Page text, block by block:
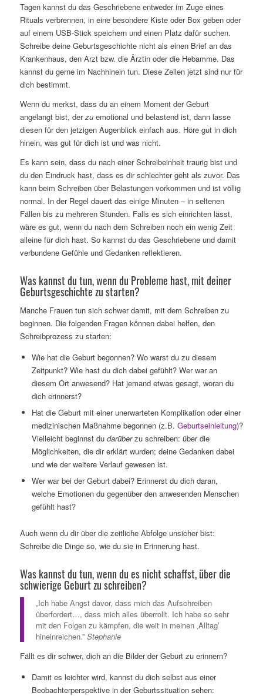
Tagen kannst du das Geschriebene entweder im Zuge eines
Rituals verbrennen, in eine besondere Kiste oder Box geben oder
auf einem USB-Stick speichern und einen Platz dafür suchen.
Schreibe deine Geburtsgeschichte nicht als einen Brief an das
Krankenhaus, den Arzt bzw. die Ärztin oder die Hebamme. Das
kannst du gerne im Nachhinein tun. Diese Zeilen jetzt sind nur für
dich bestimmt.
Wenn du merkst, dass du an einem Moment der Geburt
angelangt bist, derzuemotional und belastend ist, dann lasse
diesen für den jetzigen Augenblick einfach aus. Höre gut in dich
hinein, was gut für dich ist und was nicht.
Es kann sein, dass du nach einer Schreibeinheit traurig bist und
du den Eindruck hast, dass es dir schlechter geht als zuvor. Das
kann beim Schreiben über Belastungen vorkommen und ist völlig
normal. In der Regel dauert das einige Minuten – in seltenen
Fällen bis zu mehreren Stunden. Falls es sich einrichten lässt,
wäre es gut, wenn du nach dem Schreiben noch ein wenig Zeit
alleine für dich hast. So kannst du das Geschriebene und damit
verbundene Gefühle und Gedanken reflektieren.
Was kannst du tun, wenn du Probleme hast, mit deiner
Geburtsgeschichte zu starten?
Manche Frauen tun sich schwer damit, mit dem Schreiben zu
beginnen. Die folgenden Fragen können dabei helfen, den
Schreibprozess zu starten:
Wie hat die Geburt begonnen? Wo warst du zu diesem
Zeitpunkt? Wie hast du dich dabei gefühlt? Wer war an
diesem Ort anwesend? Hat jemand etwas gesagt, woran du
dich erinnerst?
Hat die Geburt mit einer unerwarteten Komplikation oder einer
medizinischen Maßnahme begonnen (z.B. Geburtseinleitung)?
Vielleicht beginnst du darüberzu schreiben: über die
Möglichkeiten, die dir erklärt wurden; deine Gedanken dabei
und wie der weitere Verlauf gewesen ist.
Wer war bei der Geburt dabei? Erinnerst du dich daran,
welche Emotionen du gegenüber den anwesenden Menschen
gefühlt hast?
Auch wenn du dir über die zeitliche Abfolge unsicher bist:
Schreibe die Dinge so, wie du sie in Erinnerung hast.
Was kannst du tun, wenn du es nicht schaffst, über die
schwierige Geburt zu schreiben?
„Ich habe Angst davor, dass mich das Aufschreiben
überfordert…, dass mich alles überrollt. Ich habe so sehr
mit den Folgen zu kämpfen, die weit in meinen ‚Alltag’
hineinreichen.” Stephanie
Fällt es dir schwer, dich an die Bilder der Geburt zu erinnern?
Damit es leichter wird, kannst du dich selbst aus einer
Beobachterperspektive in der Geburtssituation sehen: